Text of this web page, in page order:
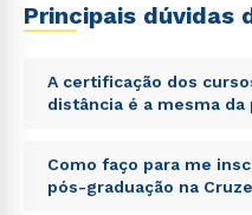
Principais dúvidas
A certificação dos
distância é a mesma da
Sed ut perspiciatis unde
voluptatem
totam rem aperiam,
Como faço para me
pós-graduação na
Rápido e fácil